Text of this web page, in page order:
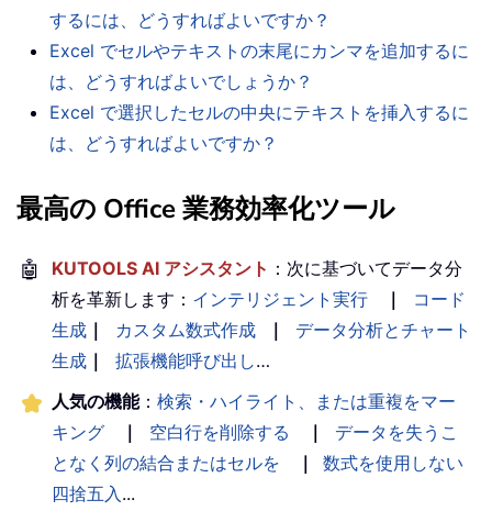
するには、どうすればよいですか？
Excel でセルやテキストの末尾にカンマを追加するに
は、どうすればよいでしょうか？
Excel で選択したセルの中央にテキストを挿入するに
は、どうすればよいですか？
最高の Office 業務効率化ツール
🤖 KUTOOLS AI アシスタント ：次に基づいてデータ分
析を革新します： インテリジェント実行 ｜
コード
生成 ｜ カスタム数式作成 ｜
データ分析とチャート
生成 ｜ 拡張機能呼び出し…
人気の機能： 検索・ハイライト、または重複をマー
キング
｜ 空白行を削除する ｜
データを失うこ
となく列の結合またはセルを
｜
数式を使用しない
四捨五入...